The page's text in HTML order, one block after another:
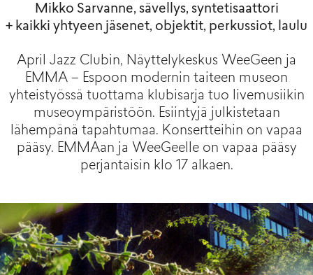
Mikko Sarvanne, sävellys, syntetisaattori
+ kaikki yhtyeen jäsenet, objektit, perkussiot, laulu
April Jazz Clubin, Näyttelykeskus WeeGeen ja
EMMA – Espoon modernin taiteen museon
yhteistyössä tuottama klubisarja tuo livemusiikin
museoympäristöön. Esiintyjä julkistetaan
lähempänä tapahtumaa. Konsertteihin on vapaa
pääsy. EMMAan ja WeeGeelle on vapaa pääsy
perjantaisin klo 17 alkaen.